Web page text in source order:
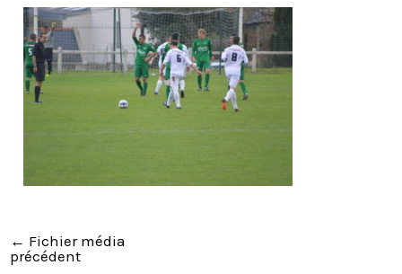
← Fichier média
précédent